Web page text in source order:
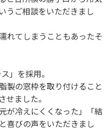
うご相談をいただきまし
れてしまうこともあったそ
」を採用。
製の窓枠を取り付けること
せました。
が冷えにくくなった」「結
喜びの声をいただきまし